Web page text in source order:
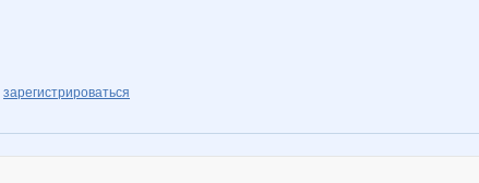
зарегистрироваться